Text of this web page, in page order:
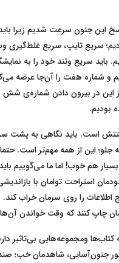
این جنون سرعت شدیم زیرا
سریع تایپ، سریع غلط‌گیری
باید سریع وتند خود را به
و شماره هفت را آن‌جا عرضه
در بیرون دادن شماره‌ی شش
بودیم.
وقتتش است. باید نگاهی به پشت
جلو؛ این از همه مهم‌تر است.
هم خوب! اما ما می‌گوییم
استراحت توامان با
اطلاعات را روی سرمان خراب کند.
چاپ کنند که وقت خواندن آن‌ها
ومجموعه‌هایی بی‌تاثیر
جنون‌آسایی، شاهدمان خب؛